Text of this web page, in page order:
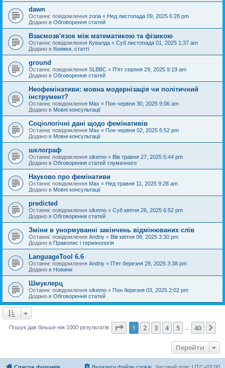
dawn
Останнє повідомлення zoria « Нед листопада 09, 2025 6:28 pm
Додано в Обговорення статей
Взаємозв'язок між математикою та фізикою
Останнє повідомлення Кувалда « Суб листопада 01, 2025 1:37 am
Додано в Книжки, статті
ground
Останнє повідомлення SLBBC « П'ят серпня 29, 2025 9:19 am
Додано в Обговорення статей
Неофемінативи: мовна модернізація чи політичний
інструмент?
Останнє повідомлення Max « Пон червня 30, 2025 9:06 am
Додано в Мовні консультації
Соціологічні дані щодо фемінативів
Останнє повідомлення Max « Пон червня 02, 2025 6:52 pm
Додано в Мовні консультації
шклограф
Останнє повідомлення sikemo « Вів травня 27, 2025 5:44 pm
Додано в Обговорення статей тлумачного
Науково про фемінативи
Останнє повідомлення Max « Нед травня 11, 2025 9:28 am
Додано в Мовні консультації
predicted
Останнє повідомлення sikemo « Суб квітня 26, 2025 6:52 pm
Додано в Обговорення статей
Зміни в унормуванні закінчень відмінюваних слів
Останнє повідомлення Andriy « Вів квітня 08, 2025 3:30 pm
Додано в Правопис і термінологія
LanguageTool 6.6
Останнє повідомлення Andriy « П'ят березня 28, 2025 3:38 pm
Додано в Новини
Шмуклерц
Останнє повідомлення sikemo « Пон березня 03, 2025 2:02 pm
Додано в Обговорення статей
Пошук дав більше ніж 1000 результатів Сторінка 1 40
1 2 3 4 5 40
Перейти
Список форумів Часовий пояс UTC+02:00
Видалити файли cookie